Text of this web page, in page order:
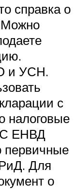
справка о
Можно
и УСН.
с
налоговые
С ЕНВД
первичные
Для
о